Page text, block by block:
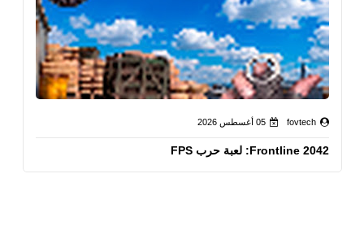
fovtech 05 أغسطس 2026
Frontline 2042: لعبة حرب FPS